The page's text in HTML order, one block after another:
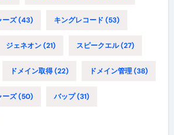
ーズ(43) キングレコード (53)
ジェネオン(21) スピークエル(27)
ドメイン取得(22) ドメイン管理(38)
ーズ(50) バップ(31)